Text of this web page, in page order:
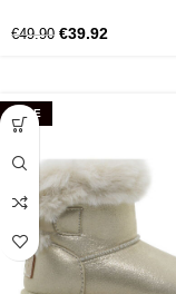
€49.90 €39.92
SALE